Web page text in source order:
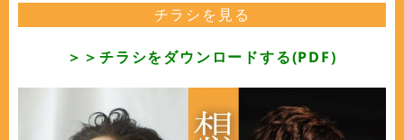
チラシを見る
＞＞チラシをダウンロードする(PDF)